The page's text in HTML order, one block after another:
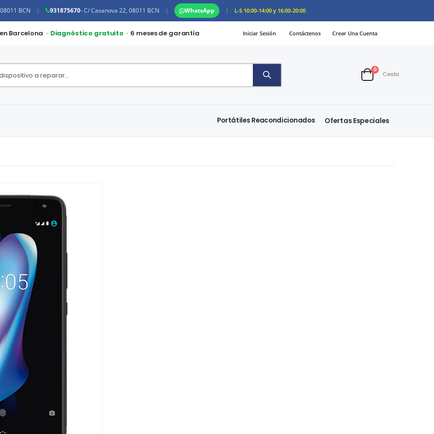
BCN | 931875670- C/ Casanova 22, 08011 BCN | WhatsApp | L-S 10:00-14:00 y 16:00-20:00
Barcelona · Diagnóstico gratuito · 6 meses de garantía Iniciar Sesión Contáctenos Crear Una Cuenta
Cart
0artículos
Cesta
Portátiles Reacondicionados Ofertas Especiales